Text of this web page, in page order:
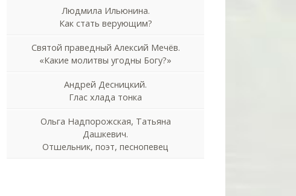
Людмила Ильюнина.
Как стать верующим?
Святой праведный Алексий Мечёв.
«Какие молитвы угодны Богу?»
Андрей Десницкий.
Глас хлада тонка
Ольга Надпорожская, Татьяна
Дашкевич.
Отшельник, поэт, песнопевец